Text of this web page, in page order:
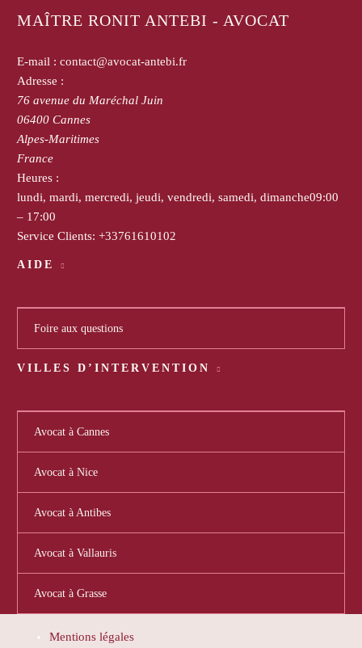
MAÎTRE RONIT ANTEBI - AVOCAT
E-mail : contact@avocat-antebi.fr
Adresse :
76 avenue du Maréchal Juin
06400 Cannes
Alpes-Maritimes
France
Heures :
lundi, mardi, mercredi, jeudi, vendredi, samedi, dimanche09:00
– 17:00
Service Clients: +33761610102
AIDE
Foire aux questions
VILLES D’INTERVENTION
Avocat à Cannes
Avocat à Nice
Avocat à Antibes
Avocat à Vallauris
Avocat à Grasse
Mentions légales